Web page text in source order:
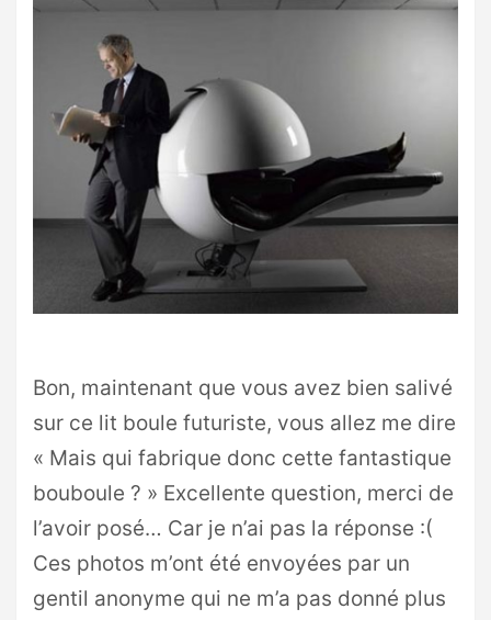
Bon, maintenant que vous avez bien salivé
sur ce lit boule futuriste, vous allez me dire
« Mais qui fabrique donc cette fantastique
bouboule ? » Excellente question, merci de
l’avoir posé… Car je n’ai pas la réponse :(
Ces photos m’ont été envoyées par un
gentil anonyme qui ne m’a pas donné plus